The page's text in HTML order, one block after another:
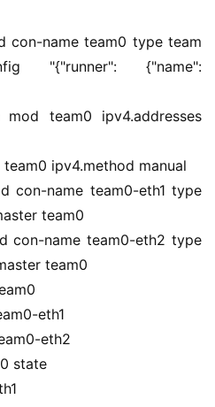
con-name team0 type team
"{"runner": {"name":
team0 ipv4.addresses
ipv4.method manual
con-name team0-eth1 type
team0
con-name team0-eth2 type
team0
eth1
eth2
state